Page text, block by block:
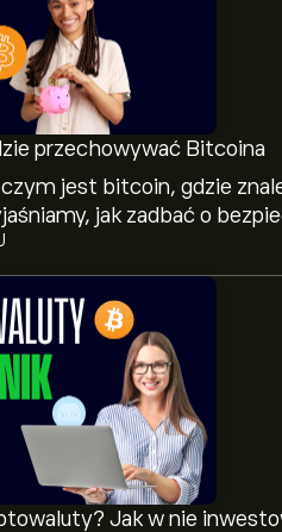
przechowywać Bitcoina
jest bitcoin, gdzie
jak zadbać o
Jak w nie